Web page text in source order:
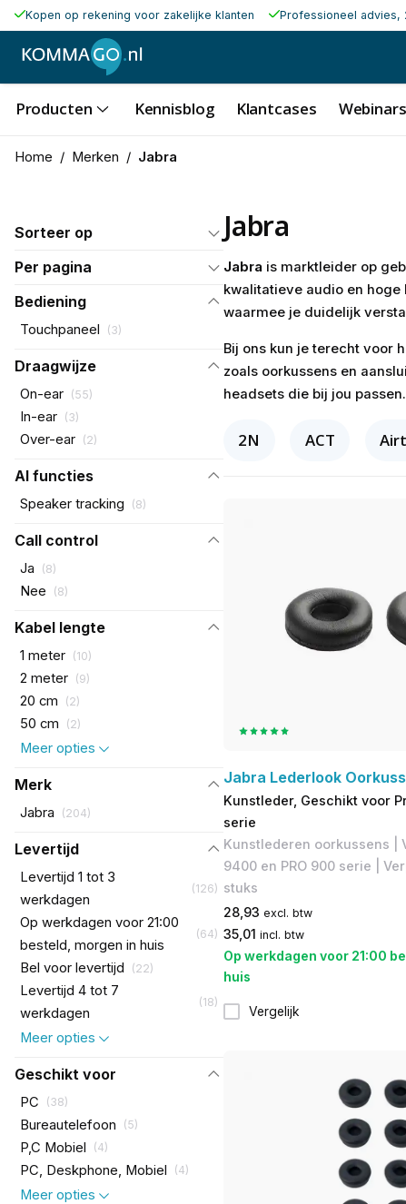
Kopen op rekening voor zakelijke klanten Professioneel advies,
Producten Kennisblog Klantcases Webinars
Home / Merken / Jabra
Sorteer op
Per pagina
Bediening
Touchpaneel (3)
Draagwijze
On-ear (55)
In-ear (3)
Over-ear (2)
AI functies
Speaker tracking (8)
Call control
Ja (8)
Nee (8)
Kabel lengte
1 meter (10)
2 meter (9)
20 cm (2)
50 cm (2)
Meer opties
Merk
Jabra (204)
Levertijd
Levertijd 1 tot 3
werkdagen
(126)
Op werkdagen voor 21:00
besteld, morgen in huis
(64)
Bel voor levertijd (22)
Levertijd 4 tot 7
werkdagen
(18)
Meer opties
Geschikt voor
PC (38)
Bureautelefoon (5)
P,C Mobiel (4)
PC, Deskphone, Mobiel (4)
Meer opties
Jabra
Jabra is marktleider op
kwalitatieve audio en
waarmee je duidelijk
Bij ons kun je terecht voor
zoals oorkussens en
headsets die bij jou passen.
2N ACT
Jabra Lederlook
Kunstleder, Geschikt voor
serie
Kunstlederen oorkussens |
9400 en PRO 900 serie |
stuks
28,93 excl. btw
35,01 incl. btw
Op werkdagen voor 21:00
huis
Vergelijk